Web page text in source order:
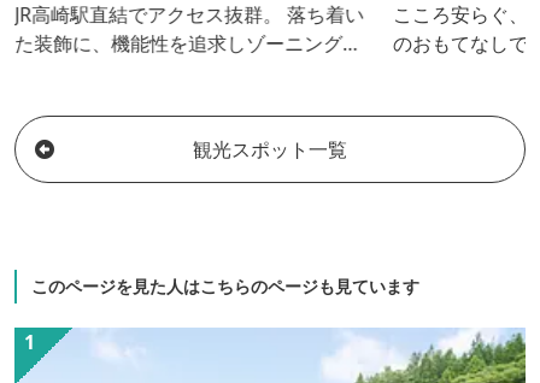
JR高崎駅直結でアクセス抜群。 落ち着い
た装飾に、機能性を追求しゾーニングさ
つの宴会場。地産地消推進店として、群
馬県の食材はもとより全国各地の食材を
用いて食べる喜びをお届けするレストラ
心を込めたくつろぎの空間とおもてなし
の心でお迎えいたします。
こころ安らぐ、
のおもてなしで
観光スポット一覧
このページを見た人はこちらのページも見ています